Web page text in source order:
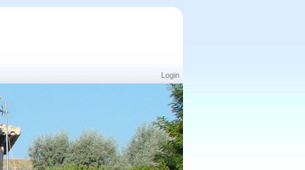
Login